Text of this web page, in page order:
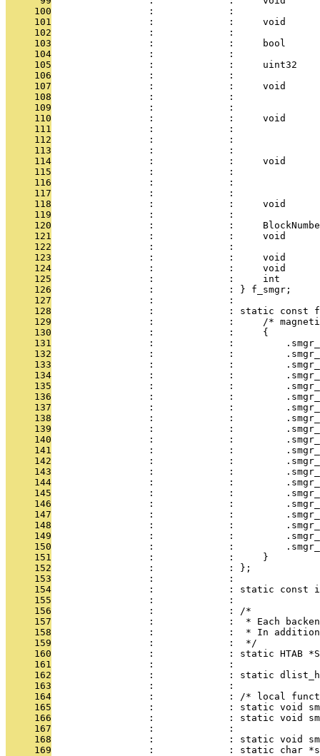
     100
:             :
     101
:             :     void
     102
:             :
     103
:             :     bool
     104
:             :
     105
:             :     uint32
     106
:             :
     107
:             :     void
     108
:             :
     109
:             :
     110
:             :     void
     111
:             :
     112
:             :
     113
:             :
     114
:             :     void
     115
:             :
     116
:             :
     117
:             :
     118
:             :     void
     119
:             :
     120
:             :
     121
:             :     void
     122
:             :
     123
:             :     void
     124
:             :     void
     125
:             :     int
     126
                 :             : } f_smgr;
     127
                 :             :
     128
:             : static const
     129
:             :     /*
     130
                 :             :     {
     131
:             :
     132
:             :
     133
:             :
     134
:             :
     135
:             :
     136
:             :
     137
:             :
     138
:             :
     139
:             :
     140
:             :
     141
:             :
     142
:             :
     143
:             :
     144
:             :
     145
:             :
     146
:             :
     147
:             :
     148
:             :
     149
:             :
     150
:             :
     151
                 :             :     }
     152
                 :             : };
     153
                 :             :
     154
:             : static const
     155
                 :             :
     156
                 :             : /*
     157
:             :  * Each
     158
:             :  * In
     159
                 :             :  */
     160
:             : static HTAB
     161
                 :             :
     162
:             : static
     163
                 :             :
     164
:             : /* local
     165
:             : static void
     166
:             : static void
     167
                 :             :
     168
:             : static void
     169
:             : static char